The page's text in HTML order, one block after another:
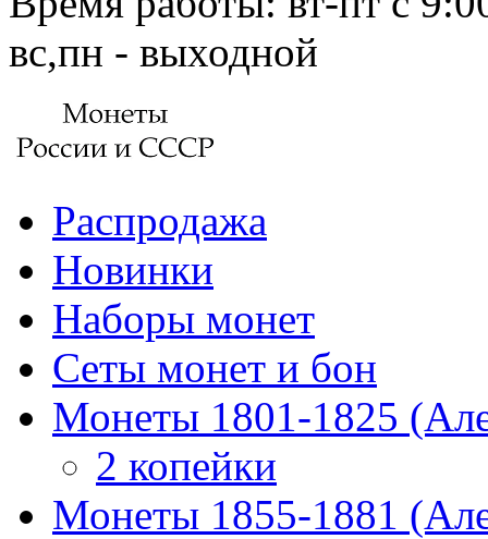
вс,пн - выходной
Распродажа
Новинки
Наборы монет
Сеты монет и бон
Монеты 1801-1825
2 копейки
Монеты 1855-1881